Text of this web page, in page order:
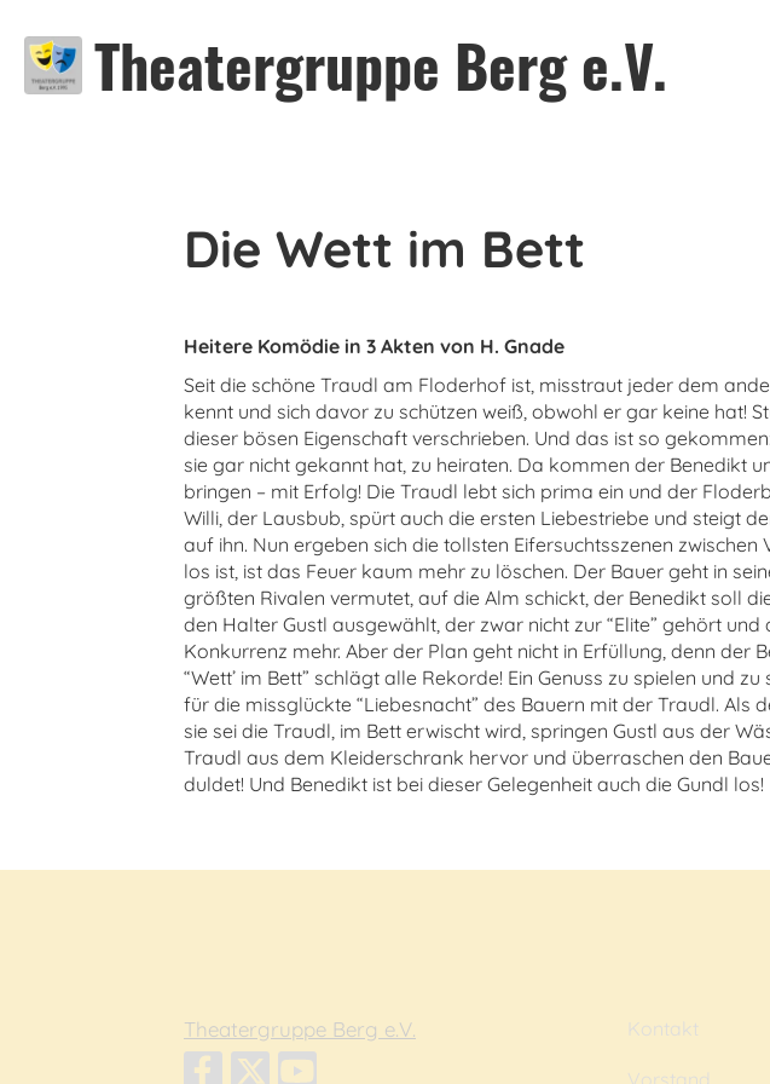
Theatergruppe Berg e.V.
Die Wett im Bett
Heitere Komödie in 3 Akten von H. Gnade
Seit die schöne Traudl am Floderhof ist, misstraut jeder dem
kennt und sich davor zu schützen weiß, obwohl er gar keine hat!
dieser bösen Eigenschaft verschrieben. Und das ist so
sie gar nicht gekannt hat, zu heiraten. Da kommen der Benedikt
bringen – mit Erfolg! Die Traudl lebt sich prima ein und der
Willi, der Lausbub, spürt auch die ersten Liebestriebe und steigt
auf ihn. Nun ergeben sich die tollsten Eifersuchtsszenen
los ist, ist das Feuer kaum mehr zu löschen. Der Bauer geht in
größten Rivalen vermutet, auf die Alm schickt, der Benedikt soll
den Halter Gustl ausgewählt, der zwar nicht zur “Elite” gehört
Konkurrenz mehr. Aber der Plan geht nicht in Erfüllung, denn der
“Wett’ im Bett” schlägt alle Rekorde! Ein Genuss zu spielen und
für die missglückte “Liebesnacht” des Bauern mit der Traudl. Als
sie sei die Traudl, im Bett erwischt wird, springen Gustl aus der
Traudl aus dem Kleiderschrank hervor und überraschen den
duldet! Und Benedikt ist bei dieser Gelegenheit auch die Gundl los!
Theatergruppe Berg e.V. Kontakt
Vorstand